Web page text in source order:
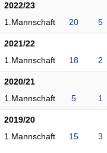
2022/23
1.Mannschaft
20 5
2021/22
1.Mannschaft
18 2
2020/21
1.Mannschaft
5 1
2019/20
1.Mannschaft
15 3